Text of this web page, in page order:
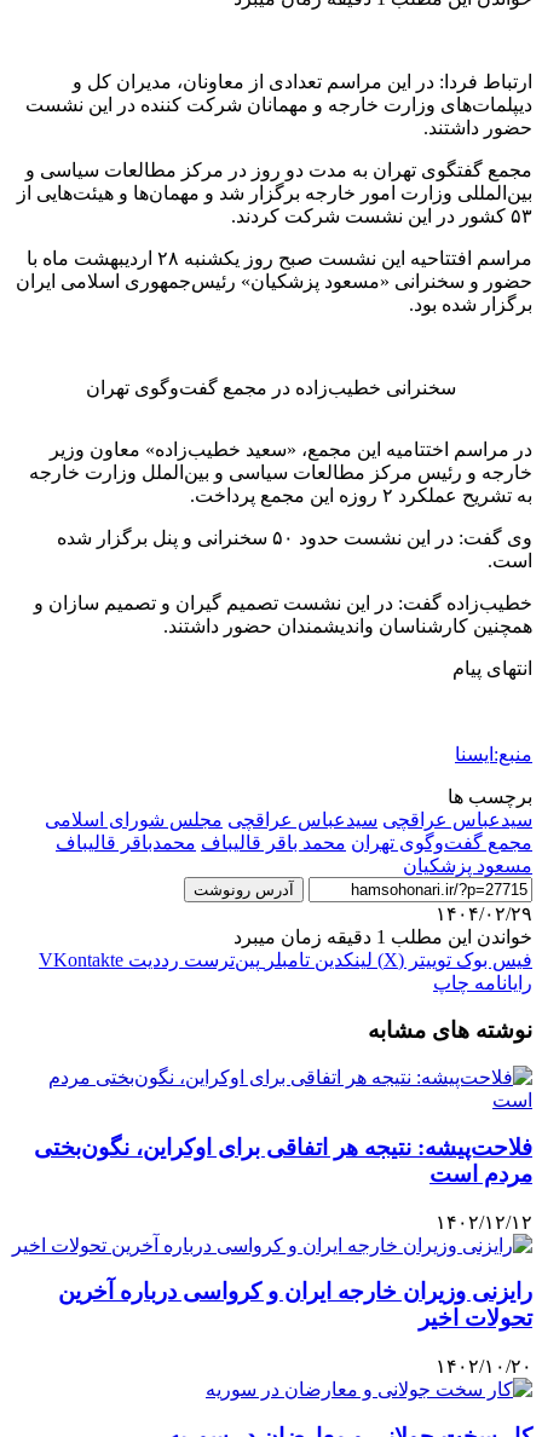
ارتباط فردا: در این مراسم تعدادی از معاونان، مدیران کل و
دیپلمات‌های وزارت خارجه و مهمانان شرکت کننده در این نشست
حضور داشتند.
مجمع گفتگوی تهران به مدت دو روز در مرکز مطالعات سیاسی و
بین‌المللی وزارت امور خارجه برگزار شد و مهمان‌ها و هیئت‌هایی از
۵۳ کشور در این نشست شرکت کردند.
مراسم افتتاحیه این نشست صبح روز یکشنبه ۲۸ اردیبهشت ماه با
حضور و سخنرانی «مسعود پزشکیان» رئیس‌جمهوری اسلامی ایران
برگزار شده بود.
سخنرانی خطیب‌زاده در مجمع گفت‌وگوی تهران
در مراسم اختتامیه این مجمع، «سعید خطیب‌زاده» معاون وزیر
خارجه و رئیس مرکز مطالعات سیاسی و بین‌الملل وزارت خارجه
به تشریح عملکرد ۲ روزه این مجمع پرداخت.
وی گفت: در این نشست حدود ۵۰ سخنرانی و پنل برگزار شده
است.
خطیب‌زاده گفت: در این نشست تصمیم گیران و تصمیم سازان و
همچنین کارشناسان واندیشمندان حضور داشتند.
انتهای پیام
منبع:ایسنا
برچسب ها
سيدعباس عراقچی سیدعباس عراقچی مجلس شورای اسلامی
مجمع گفت‌وگوی تهران محمد باقر قالیباف محمدباقر قاليباف
مسعود پزشکیان
آدرس رونوشت
۱۴۰۴/۰۲/۲۹
خواندن این مطلب 1 دقیقه زمان میبرد
فیس بوک توییتر (X) لینکدین ‫تامبلر ‫پین‌ترست ‫رددیت ‫VKontakte
رایانامه چاپ
نوشته های مشابه
فلاحت‌پیشه: نتیجه‌ هر اتفاقی برای اوکراین، نگون‌بختی
مردم است
۱۴۰۲/۱۲/۱۲
رایزنی وزیران خارجه ایران و کرواسی درباره آخرین
تحولات اخیر
۱۴۰۲/۱۰/۲۰